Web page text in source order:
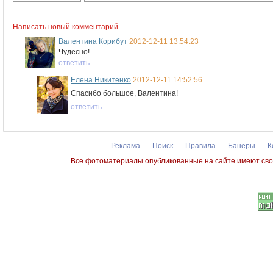
Написать новый комментарий
Валентина Корибут 2012-12-11 13:54:23
Чудесно!
ответить
Елена Никитенко 2012-12-11 14:52:56
Спасибо большое, Валентина!
ответить
Реклама Поиск Правила Банеры
Все фотоматериалы опубликованные на сайте имеют